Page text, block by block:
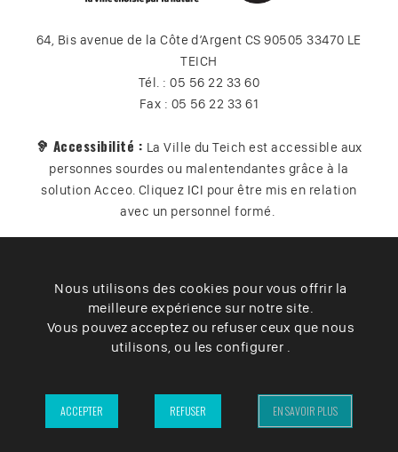
64, Bis avenue de la Côte d’Argent CS 90505 33470 LE
TEICH
Tél. : 05 56 22 33 60
Fax : 05 56 22 33 61
🦻 Accessibilité : La Ville du Teich est accessible aux
personnes sourdes ou malentendantes grâce à la
solution Acceo. Cliquez ICI pour être mis en relation
avec un personnel formé.
Plan du site Contact Vos données
Cookies
Accessibilité
– Ville du Teich ©2025 –
Nous utilisons des cookies pour vous offrir la
meilleure expérience sur notre site.
Vous pouvez acceptez ou refuser ceux que nous
utilisons, ou les configurer .
ACCEPTER REFUSER EN SAVOIR PLUS